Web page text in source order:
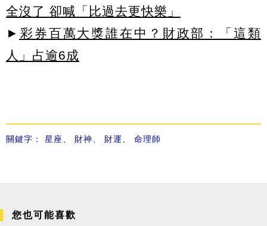
全沒了 卻喊「比過去更快樂」
► 彩券百萬大獎誰在中？財政部：「這類
人」占逾6成
關鍵字： 星座 財神 財運 命理師
您也可能喜歡